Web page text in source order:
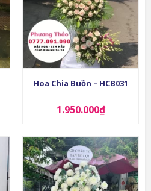
Hoa Chia Buồn – HCB031
1.950.000₫